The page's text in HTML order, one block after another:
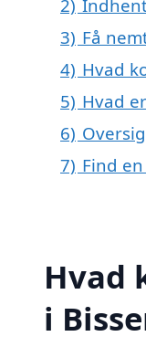
2)
3) Få
4) Hvad
5) Hvad
6)
7) Find
Hvad
i